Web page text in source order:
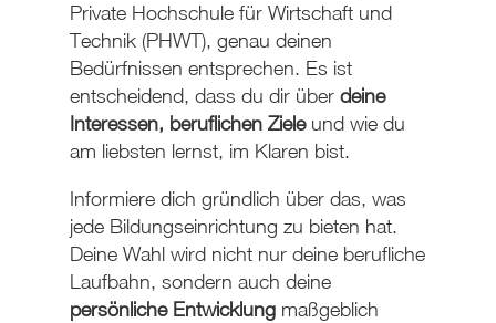
Private Hochschule für Wirtschaft und
Technik (PHWT), genau deinen
Bedürfnissen entsprechen. Es ist
entscheidend, dass du dir über deine
Interessen, beruflichen Zieleund wie du
am liebsten lernst, im Klaren bist.
Informiere dich gründlich über das, was
jede Bildungseinrichtung zu bieten hat.
Deine Wahl wird nicht nur deine berufliche
Laufbahn, sondern auch deine
persönliche Entwicklungmaßgeblich